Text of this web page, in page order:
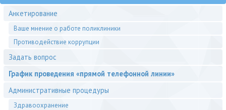
Анкетирование
Ваше мнение о работе поликлиники
Противодействие коррупции
Задать вопрос
График проведения «прямой телефонной линии»
Административные процедуры
Здравоохранение